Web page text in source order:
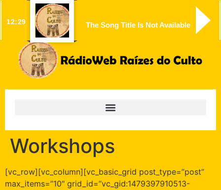
12:29 The Song Title Is Not Available
Workshops
[vc_row][vc_column][vc_basic_grid post_type=”post”
max_items=”10″ grid_id=”vc_gid:1479397910513-